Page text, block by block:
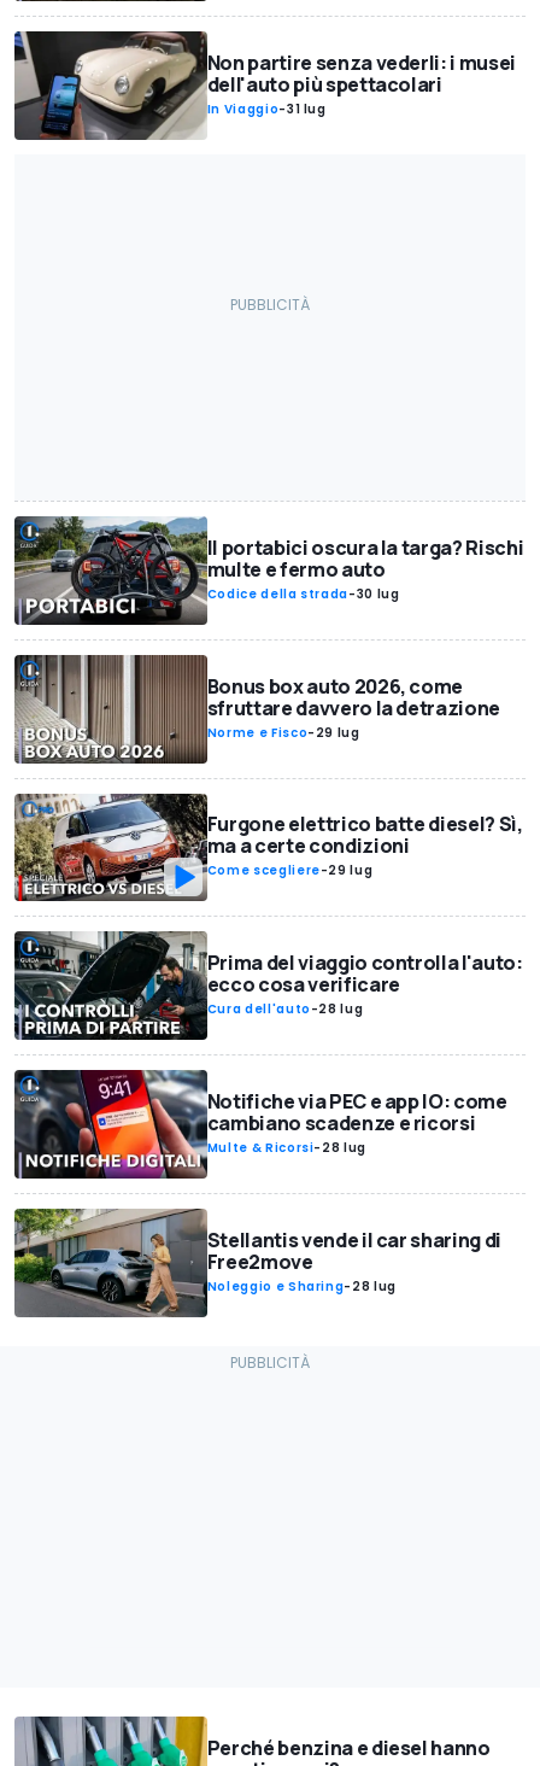
Non partire senza vederli: i musei
dell'auto più spettacolari
In Viaggio-31 lug
Il portabici oscura la targa? Rischi
multe e fermo auto
Codice della strada-30 lug
Bonus box auto 2026, come
sfruttare davvero la detrazione
Norme e Fisco- 29 lug
Furgone elettrico batte diesel? Sì,
ma a certe condizioni
Come scegliere-29 lug
Prima del viaggio controlla l'auto:
ecco cosa verificare
Cura dell'auto -28 lug
Notifiche via PEC e app IO: come
cambiano scadenze e ricorsi
Multe & Ricorsi- 28 lug
Stellantis vende il car sharing di
Free2move
Noleggio e Sharing- 28 lug
Perché benzina e diesel hanno